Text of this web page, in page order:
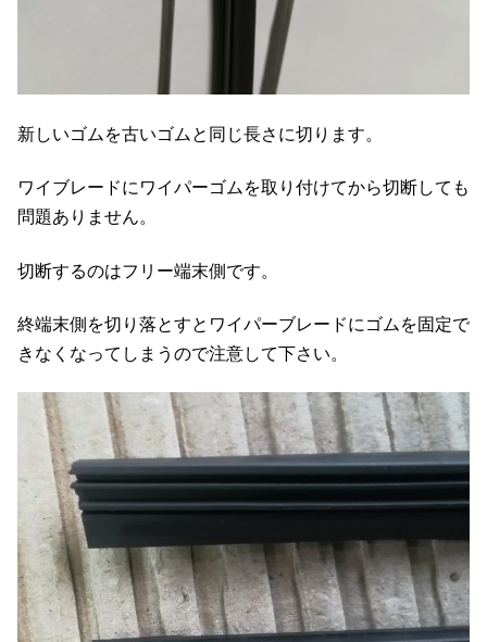
新しいゴムを古いゴムと同じ長さに切ります。
ワイブレードにワイパーゴムを取り付けてから切断しても
問題ありません。
切断するのはフリー端末側です。
終端末側を切り落とすとワイパーブレードにゴムを固定で
きなくなってしまうので注意して下さい。